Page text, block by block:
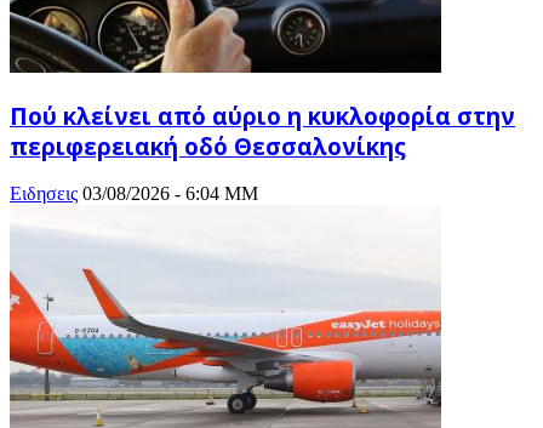
Πού κλείνει από αύριο η κυκλοφορία στην
περιφερειακή οδό Θεσσαλονίκης
Ειδησεις 03/08/2026 - 6:04 ΜΜ